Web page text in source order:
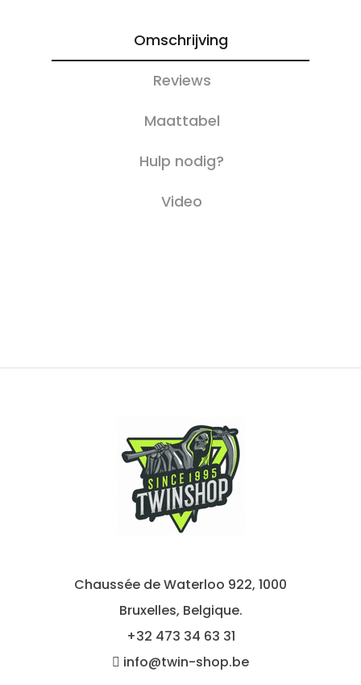
Omschrijving
Reviews
Maattabel
Hulp nodig?
Video
Chaussée de Waterloo 922, 1000
Bruxelles, Belgique.
+32 473 34 63 31
info@twin-shop.be